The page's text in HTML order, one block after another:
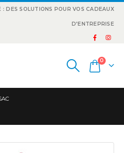
: DES SOLUTIONS POUR VOS CADEAUX
D'ENTREPRISE
0